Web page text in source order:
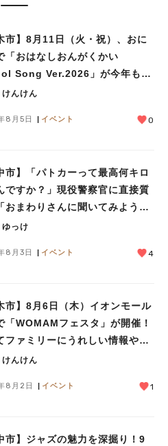
市】8月11日（火・祝）、おに
「おはなしおんがくかい
Song Ver.2026」が今年も開
ーマは「学校」♪
けんけん
8月5日 イベント 0
市】「パトカーって最高何キロ
ですか？」現役警察官に直接質
おまわりさんに聞いてみよう」
しました
ゆっけ
8月3日 イベント 4
市】8月6日（木）イオンモール
「WOMAMフェスタ」が開催！
ファミリーにうれしい情報やプ
トがいっぱい♪
けんけん
8月2日 イベント 1
市】ジャズの魅力を深掘り！9
キーワード
#ランチ